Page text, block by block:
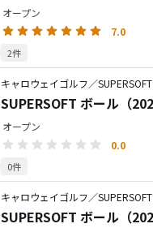
オープン
7.0
2件
キャロウェイゴルフ／SUPERSOFT
SUPERSOFT ボール（
オープン
0.0
0件
キャロウェイゴルフ／SUPERSOFT
SUPERSOFT ボール（